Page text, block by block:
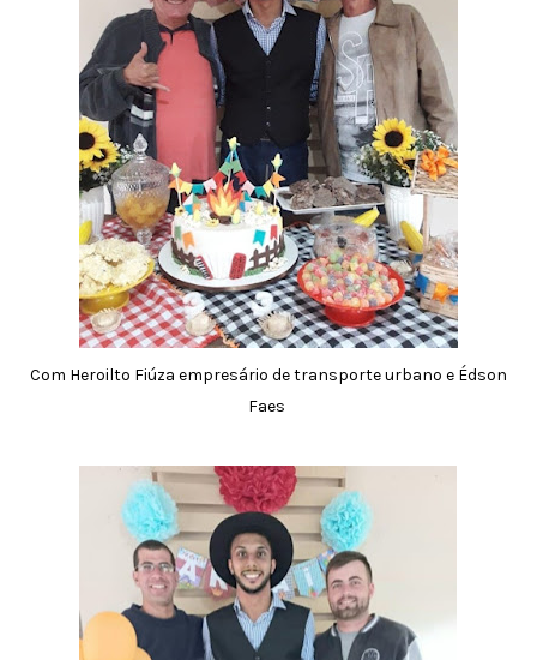
Com Heroilto Fiúza empresário de transporte urbano e Édson
Faes